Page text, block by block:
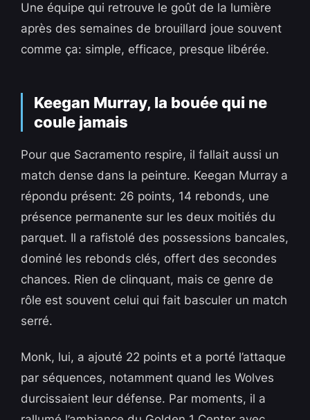
Une équipe qui retrouve le goût de la lumière
après des semaines de brouillard joue souvent
comme ça: simple, efficace, presque libérée.
Keegan Murray, la bouée qui ne
coule jamais
Pour que Sacramento respire, il fallait aussi un
match dense dans la peinture. Keegan Murray a
répondu présent: 26 points, 14 rebonds, une
présence permanente sur les deux moitiés du
parquet. Il a rafistolé des possessions bancales,
dominé les rebonds clés, offert des secondes
chances. Rien de clinquant, mais ce genre de
rôle est souvent celui qui fait basculer un match
serré.
Monk, lui, a ajouté 22 points et a porté l’attaque
par séquences, notamment quand les Wolves
durcissaient leur défense. Par moments, il a